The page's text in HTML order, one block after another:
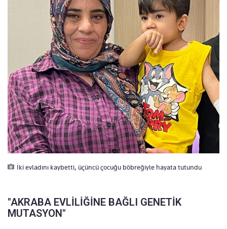
İki evladını kaybetti, üçüncü çocuğu böbreğiyle hayata tutundu
"AKRABA EVLİLİĞİNE BAĞLI GENETİK
MUTASYON"